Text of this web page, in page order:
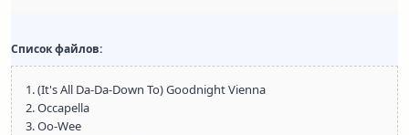
Список файлов:
1. (It's All Da-Da-Down To) Goodnight Vienna
2. Occapella
3. Oo-Wee